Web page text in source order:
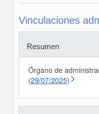
Vinculaciones
Resumen
Órgano de
(29/07/2025)